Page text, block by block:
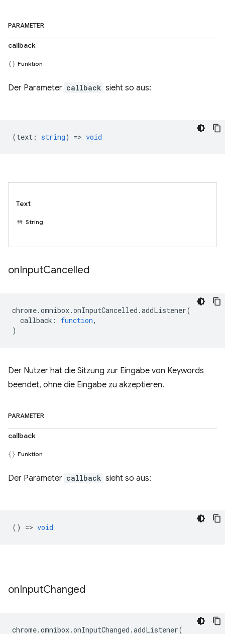
PARAMETER
callback
Funktion
Der Parameter callback sieht so aus:
(text : string) => void
Text
String
onInputCancelled
chrome.omnibox.onInputCancelled .addListener(
callback : function,
)
Der Nutzer hat die Sitzung zur Eingabe von Keywords
beendet, ohne die Eingabe zu akzeptieren.
PARAMETER
callback
Funktion
Der Parameter callback sieht so aus:
() => void
onInputChanged
chrome.omnibox.onInputChanged .addListener(